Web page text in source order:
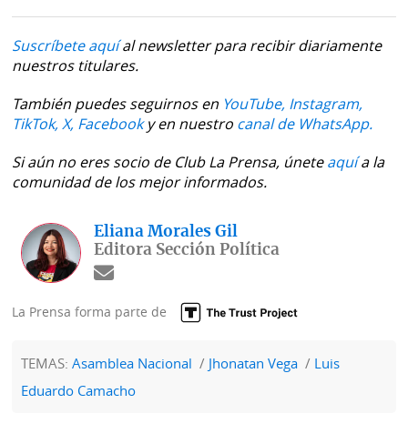
Suscríbete aquíal newsletter para recibir diariamente
nuestros titulares.
También puedes seguirnos en YouTube, Instagram,
TikTok, X, Facebooky en nuestro canal de WhatsApp.
Si aún no eres socio de Club La Prensa, úneteaquía la
comunidad de los mejor informados.
Eliana Morales Gil
Editora Sección Política
La Prensa forma parte de
TEMAS:Asamblea Nacional Jhonatan Vega
Luis
Eduardo Camacho